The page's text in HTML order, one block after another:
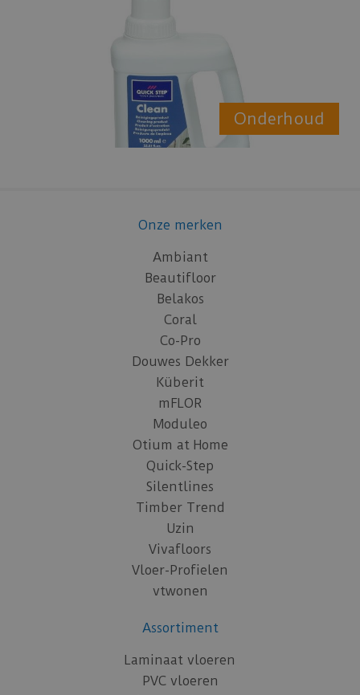
Onderhoud
Onze merken
Ambiant
Beautifloor
Belakos
Coral
Co-Pro
Douwes Dekker
Küberit
mFLOR
Moduleo
Otium at Home
Quick-Step
Silentlines
Timber Trend
Uzin
Vivafloors
Vloer-Profielen
vtwonen
Assortiment
Laminaat vloeren
PVC vloeren